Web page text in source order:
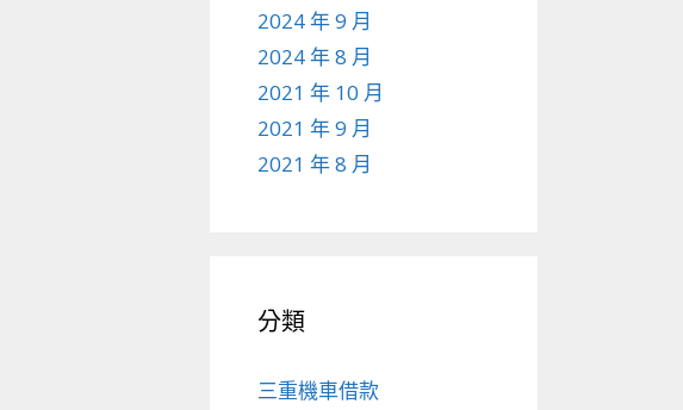
2024 年 9 月
2024 年 8 月
2021 年 10 月
2021 年 9 月
2021 年 8 月
分類
三重機車借款